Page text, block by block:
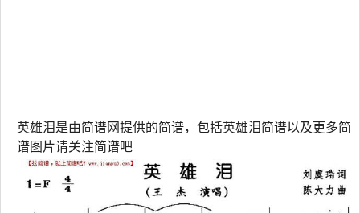
英雄泪是由简谱网提供的简谱，包括英雄泪简谱以及更多简
谱图片请关注简谱吧